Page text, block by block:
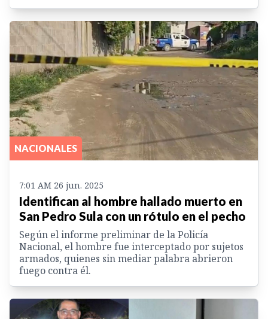
NACIONALES
7:01 AM 26 jun. 2025
Identifican al hombre hallado muerto en
San Pedro Sula con un rótulo en el pecho
Según el informe preliminar de la Policía
Nacional, el hombre fue interceptado por sujetos
armados, quienes sin mediar palabra abrieron
fuego contra él.